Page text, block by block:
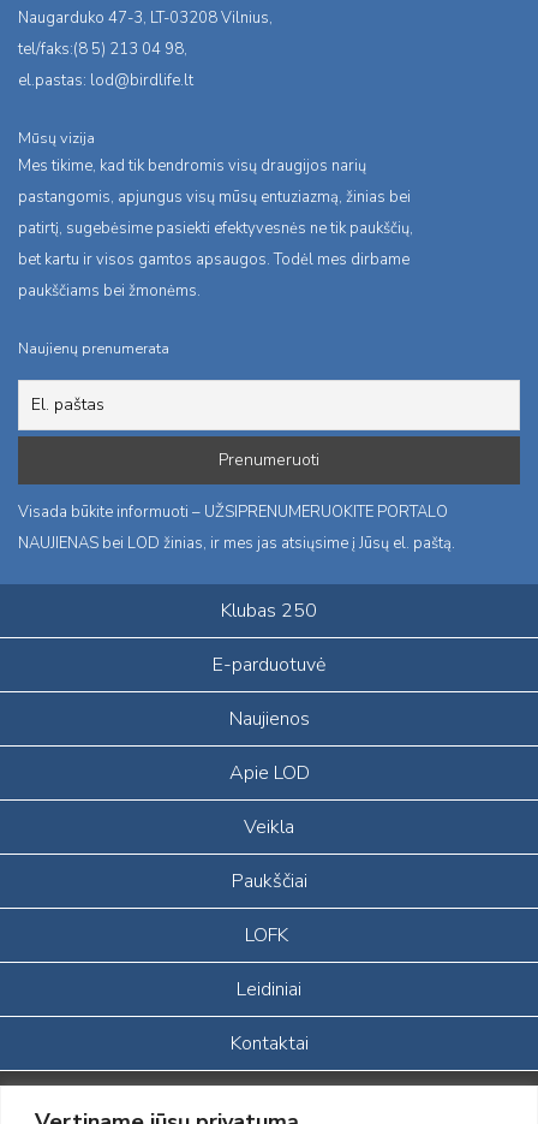
Naugarduko 47-3, LT-03208 Vilnius,
tel/faks:(8 5) 213 04 98,
el.pastas: lod@birdlife.lt
Mūsų vizija
Mes tikime, kad tik bendromis visų draugijos narių
pastangomis, apjungus visų mūsų entuziazmą, žinias bei
patirtį, sugebėsime pasiekti efektyvesnės ne tik paukščių,
bet kartu ir visos gamtos apsaugos. Todėl mes dirbame
paukščiams bei žmonėms.
Naujienų prenumerata
Visada būkite informuoti – UŽSIPRENUMERUOKITE PORTALO
NAUJIENAS bei LOD žinias, ir mes jas atsiųsime į Jūsų el. paštą.
Klubas 250
E-parduotuvė
Naujienos
Apie LOD
Veikla
Paukščiai
LOFK
Leidiniai
Kontaktai
Portalas sukurtas įgyvendinant Lietuvos Respublikos, Europos